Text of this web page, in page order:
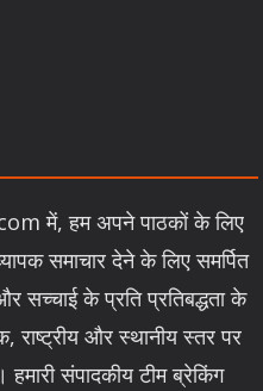
में, हम अपने पाठकों के लिए
समाचार देने के लिए समर्पित
सच्चाई के प्रति प्रतिबद्धता के
राष्ट्रीय और स्थानीय स्तर पर
संपादकीय टीम ब्रेकिंग